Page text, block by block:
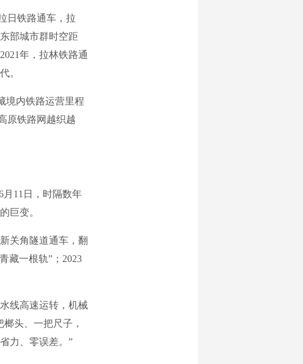
日铁路通车，拉
部城市群时空距
年，拉林铁路通
。
内铁路运营里程
原铁路网越织越
11日，时隔数年
巨变。
关角隧道通车，翻
藏一根轨”；2023
线高速运转，机械
头、一把尺子，
力、零误差。”